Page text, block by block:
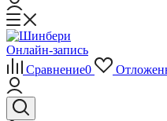
Онлайн-запись
Сравнение0